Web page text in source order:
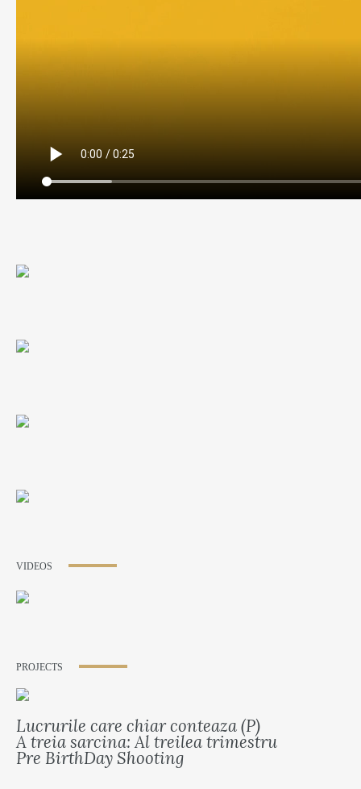
VIDEOS
PROJECTS
Lucrurile care chiar conteaza (P)
A treia sarcina: Al treilea trimestru
Pre BirthDay Shooting